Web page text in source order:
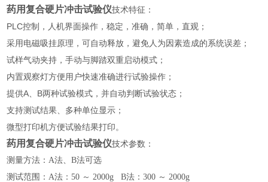
药用复合硬片冲击试验仪技术特征：
PLC控制，人机界面操作，稳定，准确，简单，直观；
采用电磁吸挂原理，可自动释放，避免人为因素造成的系统误差；
试样气动夹持，手动与脚踏双重启动模式；
内置观察灯方便用户快速准确进行试验操作；
提供A、B两种试验模式，并自动判断试验状态；
支持测试结果、多种单位显示；
微型打印机方便试验结果打印。
药用复合硬片冲击试验仪技术参数：
测量方法 ：A法、B法可选
测试范围 ：A法：50 ～ 2000g
B法：300 ～ 2000g